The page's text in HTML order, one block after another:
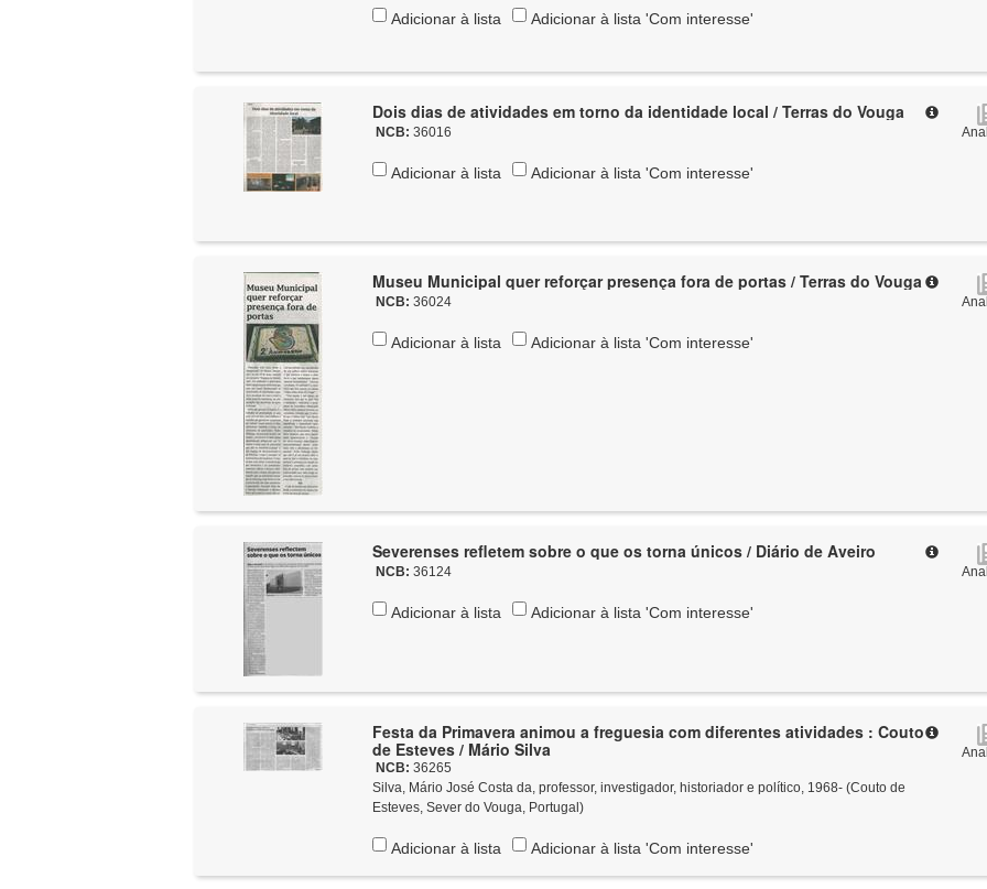
Adicionar à lista Adicionar à lista 'Com interesse'
Dois dias de atividades em torno da identidade local / Terras do Vouga
NCB:36016
Adicionar à lista Adicionar à lista 'Com interesse'
Museu Municipal quer reforçar presença fora de portas / Terras do Vouga
NCB:36024
Adicionar à lista Adicionar à lista 'Com interesse'
Severenses refletem sobre o que os torna únicos / Diário de Aveiro
NCB:36124
Adicionar à lista Adicionar à lista 'Com interesse'
Festa da Primavera animou a freguesia com diferentes atividades : Couto
de Esteves / Mário Silva
NCB:36265
Silva, Mário José Costa da, professor, investigador, historiador e político, 1968- (Couto de
Esteves, Sever do Vouga, Portugal)
Adicionar à lista Adicionar à lista 'Com interesse'